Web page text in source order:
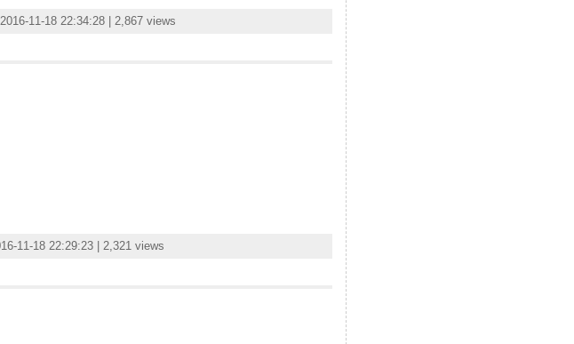
11-18 22:34:28 | 2,867 views
11-18 22:29:23 | 2,321 views